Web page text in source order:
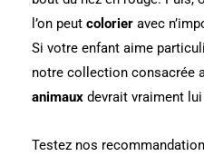
l’on peut colorier avec
Si votre enfant aime
notre collection consacrée
animaux devrait vraiment
Testez nos